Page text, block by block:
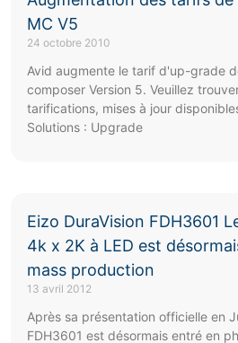
MC V5
24 octobre 2010
Avid augmente le tarif d'up-grade
composer Version 5. Veuillez
tarifications, mises à jour
Solutions : Upgrade
Eizo DuraVision FDH3601
4k x 2K à LED est
mass production
13 avril 2012
Après sa présentation officielle en
FDH3601 est désormais entré en